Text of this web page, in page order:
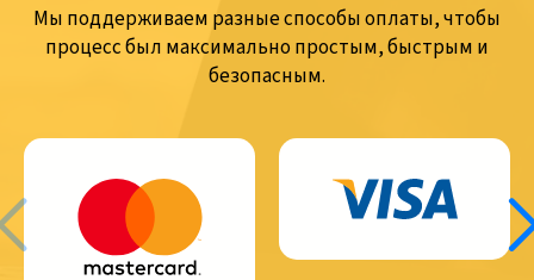
Мы поддерживаем разные способы оплаты, чтобы
процесс был максимально простым, быстрым и
безопасным.